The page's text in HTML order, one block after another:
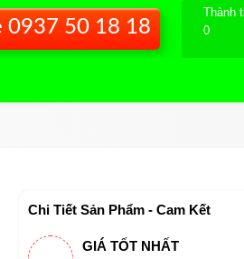
0937 50 18 18
Thành
0
Chi Tiết Sản Phẩm - Cam Kết
GIÁ TỐT NHẤT